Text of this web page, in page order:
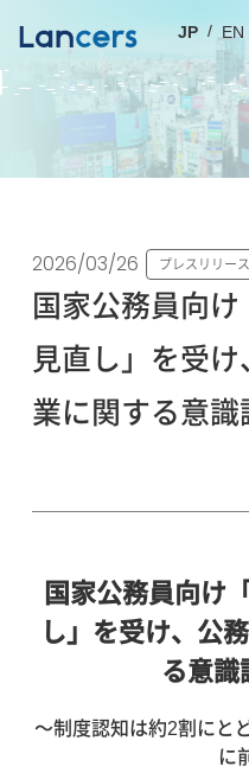
JP EN
2026/03/26 プレスリリース
国家公務員向
見直し」を受
業に関する意識
国家公務員向け
し」を受け、公
る意識
〜制度認知は約2割にと
に